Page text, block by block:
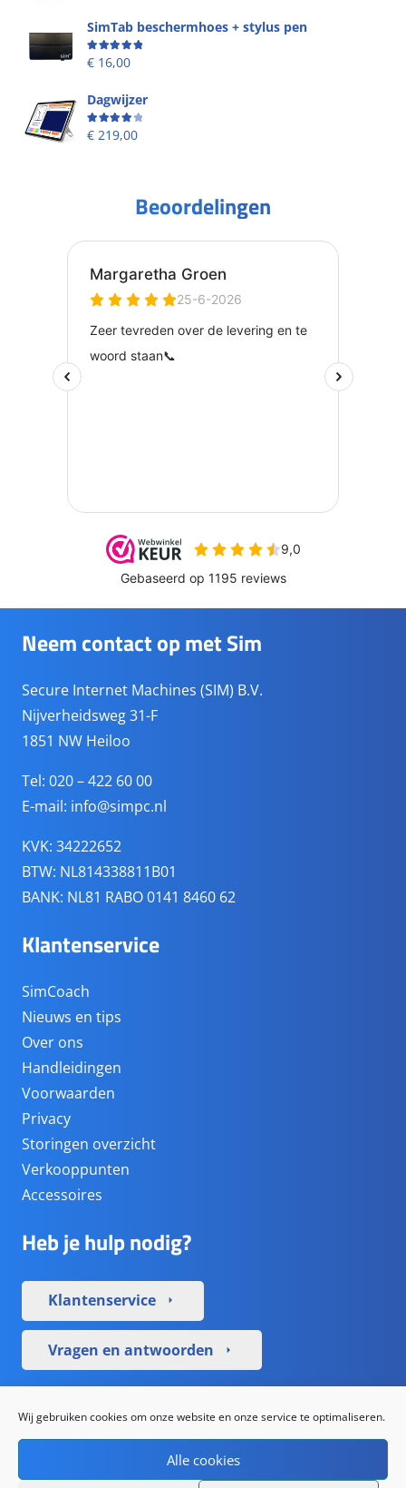
Wij gebruiken cookies om onze website en onze service te optimaliseren.
Alle cookies
SimTab beschermhoes + stylus pen
Beoordeling
€ 16,00
Dagwijzer
Beoordeling
€ 219,00
Beoordelingen
Neem contact op met Sim
Secure Internet Machines (SIM) B.V.
Nijverheidsweg 31-F
1851 NW Heiloo
Tel: 020 – 422 60 00
E-mail: info@simpc.nl
KVK: 34222652
BTW: NL814338811B01
BANK: NL81 RABO 0141 8460 62
Klantenservice
SimCoach
Nieuws en tips
Over ons
Handleidingen
Voorwaarden
Privacy
Storingen overzicht
Verkooppunten
Accessoires
Heb je hulp nodig?
Klantenservice arrow_right
Vragen en antwoorden arrow_right
Sociale media